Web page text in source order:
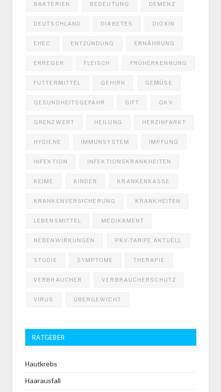
BAKTERIEN BEDEUTUNG DEMENZ
DEUTSCHLAND DIABETES DIOXIN
EHEC ENTZÜNDUNG ERNÄHRUNG
ERREGER FLEISCH FRÜHERKENNUNG
FUTTERMITTEL GEHIRN GEMÜSE
GESUNDHEITSGEFAHR GIFT GKV
GRENZWERT HEILUNG HERZINFARKT
HYGIENE IMMUNSYSTEM IMPFUNG
INFEKTION INFEKTIONSKRANKHEITEN
KEIME KINDER KRANKENKASSE
KRANKENVERSICHERUNG KRANKHEITEN
LEBENSMITTEL MEDIKAMENT
NEBENWIRKUNGEN PKV-TARIFE AKTUELL
STUDIE SYMPTOME THERAPIE
VERBRAUCHER VERBRAUCHERSCHUTZ
VIRUS ÜBERGEWICHT
RATGEBER
Hautkrebs
Haarausfall